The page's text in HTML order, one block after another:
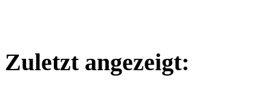
Zuletzt angezeigt: